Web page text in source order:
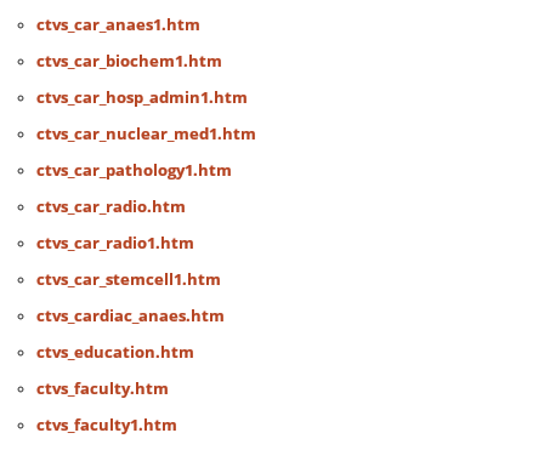
ctvs_car_anaes1.htm
ctvs_car_biochem1.htm
ctvs_car_hosp_admin1.htm
ctvs_car_nuclear_med1.htm
ctvs_car_pathology1.htm
ctvs_car_radio.htm
ctvs_car_radio1.htm
ctvs_car_stemcell1.htm
ctvs_cardiac_anaes.htm
ctvs_education.htm
ctvs_faculty.htm
ctvs_faculty1.htm